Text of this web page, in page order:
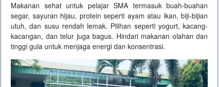
Makanan sehat untuk pelajar SMA termasuk buah-buahan
segar, sayuran hijau, protein seperti ayam atau ikan, biji-bijian
utuh, dan susu rendah lemak. Pilihan seperti yogurt, kacang-
kacangan, dan telur juga bagus. Hindari makanan olahan dan
tinggi gula untuk menjaga energi dan konsentrasi.